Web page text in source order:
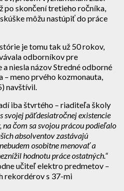
po skončení tretieho ročníka,
môžu nastúpiť do práce
je tomu tak už 50 rokov,
odborníkov pre
niesla názov Stredné odborné
– meno prvého kozmonauta,
navštívil.
iba štvrtého – riaditeľa školy
svojej päťdesiatročnej existencie
čom sa svojou prácou podieľalo
absolventov zastávajú
osobitne menovať a
hodnotu práce ostatných.“
učiteľ elektro predmetov –
rekordérov s 37-mi